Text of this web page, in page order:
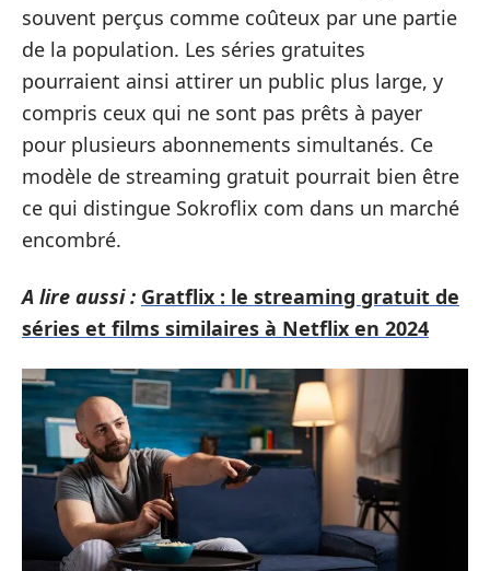
souvent perçus comme coûteux par une partie
de la population. Les séries gratuites
pourraient ainsi attirer un public plus large, y
compris ceux qui ne sont pas prêts à payer
pour plusieurs abonnements simultanés. Ce
modèle de streaming gratuit pourrait bien être
ce qui distingue Sokroflix com dans un marché
encombré.
A lire aussi : Gratflix : le streaming gratuit de
séries et films similaires à Netflix en 2024